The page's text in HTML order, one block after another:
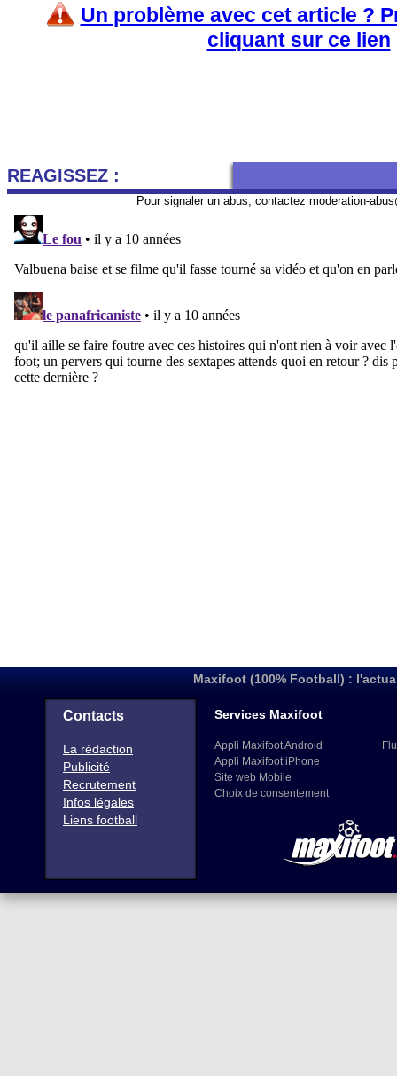
Un problème avec cet article ?
cliquant sur ce lien
REAGISSEZ :
Pour signaler un abus, contactez moderation-
Maxifoot (100% Football) :
Contacts
La rédaction
Publicité
Recrutement
Infos légales
Liens football
Services Maxifoot
Appli Maxifoot Android
Appli Maxifoot iPhone
Site web Mobile
Choix de consentement